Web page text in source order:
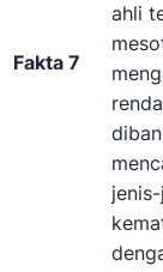
Fakta 7
ahli